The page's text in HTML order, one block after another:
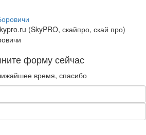
(SkyPRO, скайпро, скай про)
форму сейчас
время, спасибо